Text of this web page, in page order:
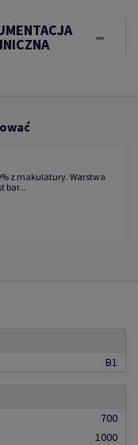
z makulatury. Warstwa
bar...
B1
700
1000